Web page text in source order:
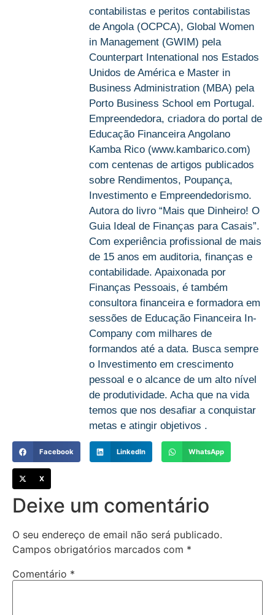
contabilistas e peritos contabilistas
de Angola (OCPCA), Global Women
in Management (GWIM) pela
Counterpart Intenational nos Estados
Unidos de América e Master in
Business Administration (MBA) pela
Porto Business School em Portugal.
Empreendedora, criadora do portal de
Educação Financeira Angolano
Kamba Rico (www.kambarico.com)
com centenas de artigos publicados
sobre Rendimentos, Poupança,
Investimento e Empreendedorismo.
Autora do livro “Mais que Dinheiro! O
Guia Ideal de Finanças para Casais”.
Com experiência profissional de mais
de 15 anos em auditoria, finanças e
contabilidade. Apaixonada por
Finanças Pessoais, é também
consultora financeira e formadora em
sessões de Educação Financeira In-
Company com milhares de
formandos até a data. Busca sempre
o Investimento em crescimento
pessoal e o alcance de um alto nível
de produtividade. Acha que na vida
temos que nos desafiar a conquistar
metas e atingir objetivos .
Facebook LinkedIn WhatsApp
X
Deixe um comentário
O seu endereço de email não será publicado.
Campos obrigatórios marcados com *
Comentário *